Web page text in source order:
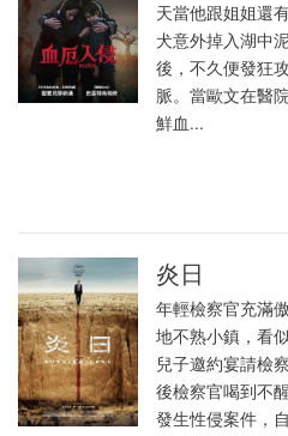
天當他跟姐姐還
犬意外掉入湖中
後，不久便發狂
脈。當歐文在醫
鮮血...
炎日
年輕檢察官充滿
地不熟小鎮，看
兒子邀約宴請檢
後檢察官喝到不
發生性侵案件，